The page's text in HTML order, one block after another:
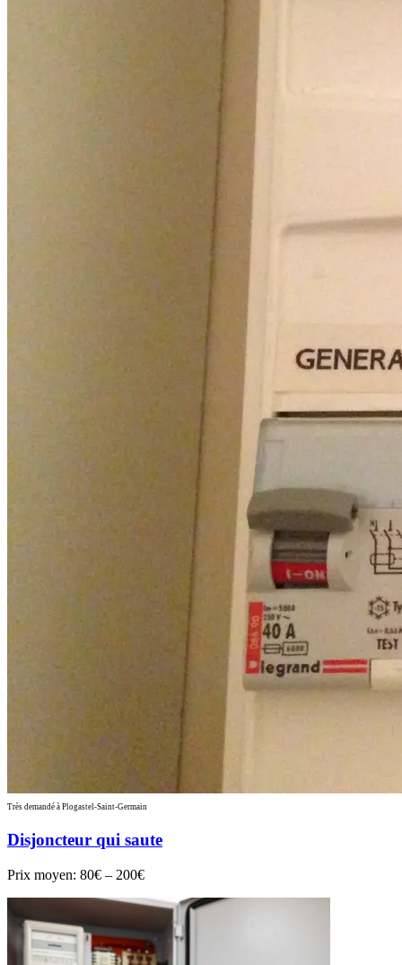
Très demandé à Plogastel-Saint-Germain
Disjoncteur qui saute
Prix moyen: 80€ – 200€